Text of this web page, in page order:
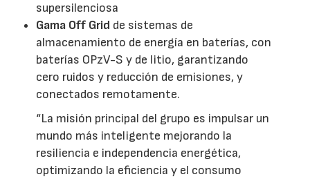
supersilenciosa
Gama Off Grid de sistemas de
almacenamiento de energía en baterías, con
baterías OPzV-S y de litio, garantizando
cero ruidos y reducción de emisiones, y
conectados remotamente.
“La misión principal del grupo es impulsar un
mundo más inteligente mejorando la
resiliencia e independencia energética,
optimizando la eficiencia y el consumo